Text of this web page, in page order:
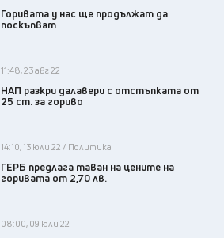
Горивата у нас ще продължат да
поскъпват
11:48, 23 авг 22
НАП разкри далавери с отстъпката от
25 ст. за гориво
14:10, 13 юли 22 / Политика
ГЕРБ предлага таван на цените на
горивата от 2,70 лв.
08:00, 09 юли 22